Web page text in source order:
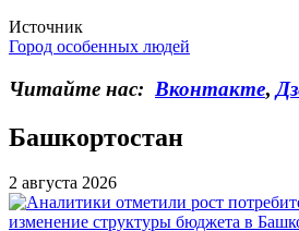
Источник
Город особенных людей
Читайте нас: Вконтакте,
Башкортостан
2 августа 2026